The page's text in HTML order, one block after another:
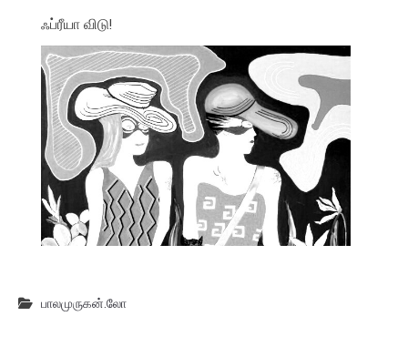
ஃப்ரீயா விடு!
பாலமுருகன்.லோ